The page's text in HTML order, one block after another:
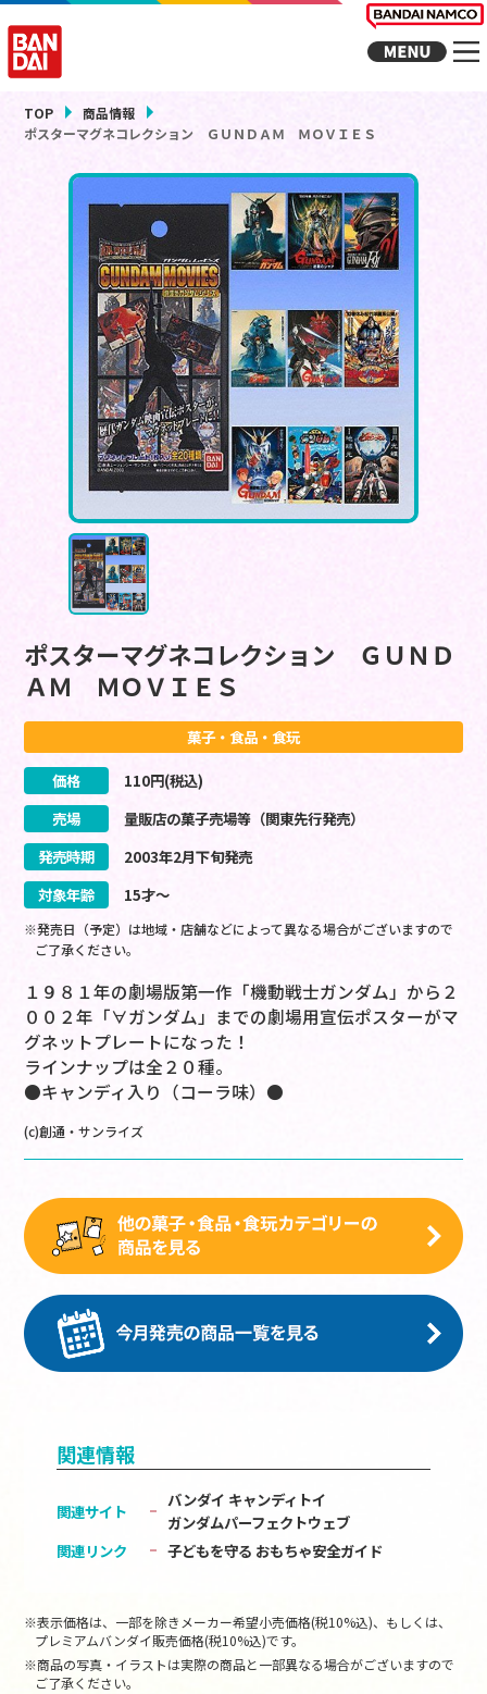
TOP
商品情報
ポスターマグネコレクション ＧＵＮＤＡＭ ＭＯＶＩＥＳ
ポスターマグネコレクション ＧＵＮＤ
ＡＭ ＭＯＶＩＥＳ
菓子・食品・食玩
価格 110円(税込)
売場
量販店の菓子売場等（関東先行発売）
発売時期
2003年2月下旬発売
対象年齢
15才～
※発売日（予定）は地域・店舗などによって異なる場合がございますので
ご了承ください。
１９８１年の劇場版第一作「機動戦士ガンダム」から２
００２年「∀ガンダム」までの劇場用宣伝ポスターがマ
グネットプレートになった！
ラインナップは全２０種。
●キャンディ入り（コーラ味）●
(c)創通・サンライズ
関連情報
関連サイト
バンダイ キャンディトイ
ガンダムパーフェクトウェブ
関連リンク
子どもを守る おもちゃ安全ガイド
※表示価格は、一部を除きメーカー希望小売価格(税10%込)、もしくは、
プレミアムバンダイ販売価格(税10%込)です。
※商品の写真・イラストは実際の商品と一部異なる場合がございますので
ご了承ください。